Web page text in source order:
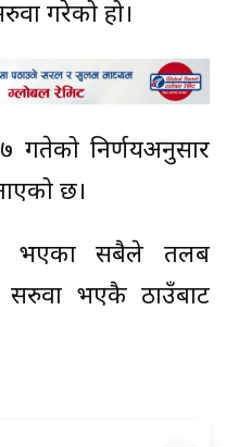
गरेको हो।
गतेको निर्णयअनुसार
छ।
भएका सबैले तलब
सरुवा भएकै ठाउँबाट